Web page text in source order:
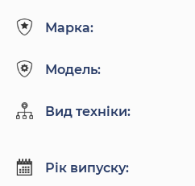
Марка:
Модель:
Вид техніки:
Рік випуску: